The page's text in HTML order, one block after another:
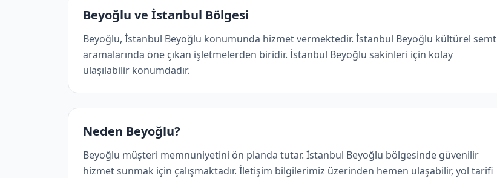
Beyoğlu ve İstanbul Bölgesi
Beyoğlu, İstanbul Beyoğlu konumunda hizmet vermektedir. İstanbul Beyoğlu kültürel semt
aramalarında öne çıkan işletmelerden biridir. İstanbul Beyoğlu sakinleri için kolay
ulaşılabilir konumdadır.
Neden Beyoğlu?
Beyoğlu müşteri memnuniyetini ön planda tutar. İstanbul Beyoğlu bölgesinde güvenilir
hizmet sunmak için çalışmaktadır. İletişim bilgilerimiz üzerinden hemen ulaşabilir, yol tarifi